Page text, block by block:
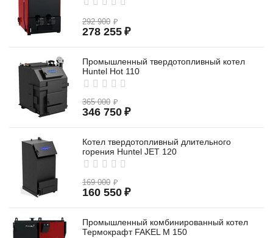
292 900 ₽
278 255 ₽
Промышленный твердотопливный котел
Huntel Hot 110
365 000 ₽
346 750 ₽
Котел твердотопливный длительного
горения Huntel JET 120
169 000 ₽
160 550 ₽
Промышленный комбинированный котел
Термокрафт FAKEL M 150